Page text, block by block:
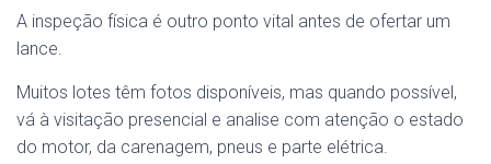
A inspeção física é outro ponto vital antes de ofertar um
lance.
Muitos lotes têm fotos disponíveis, mas quando possível,
vá à visitação presencial e analise com atenção o estado
do motor, da carenagem, pneus e parte elétrica.